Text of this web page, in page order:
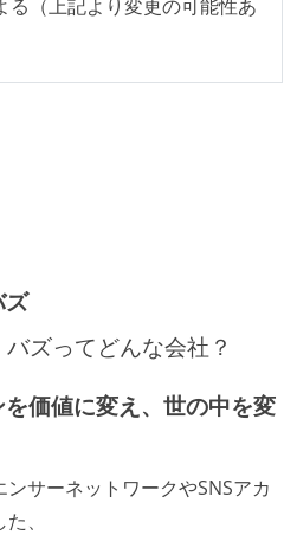
る（上記より変更の可能性あ
ズ
バズってどんな会社？
を価値に変え、世の中を変
サーネットワークやSNSアカ
、